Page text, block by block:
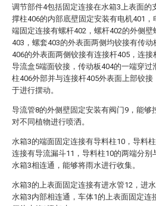
调节部件4包括固定连接在水箱3上表面的
撑柱406的内部底壁固定安装有电机401，
端固定连接有螺杆402，螺杆402的外侧壁
403，螺套403的外表面两侧均铰接有传动
406的外表面两侧铰接有连接杆405，连接
导流盒5端面铰接，传动板404的一端穿过
柱406外部并与连接杆405外表面上部铰接
于进行摆动。
导流管8的外侧壁固定安装有阀门9，能够
对不同植物进行喷洒。
水箱3的端面固定连接有导料柱10，导料
连接有导流漏斗11，导料柱10的两端分别
水箱3相连通，能够将雨水进行收集。
水箱3的上表面固定连接有进水管12，进
水箱3内部相连通，车体1的上表面固定连